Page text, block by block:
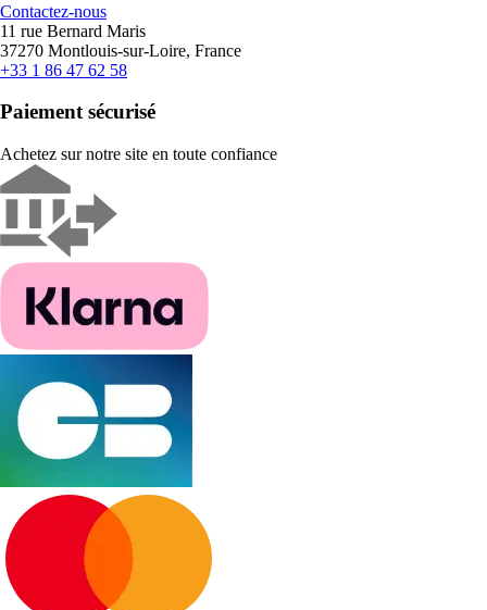
Contactez-nous
11 rue Bernard Maris
37270 Montlouis-sur-Loire, France
+33 1 86 47 62 58
Paiement sécurisé
Achetez sur notre site en toute confiance